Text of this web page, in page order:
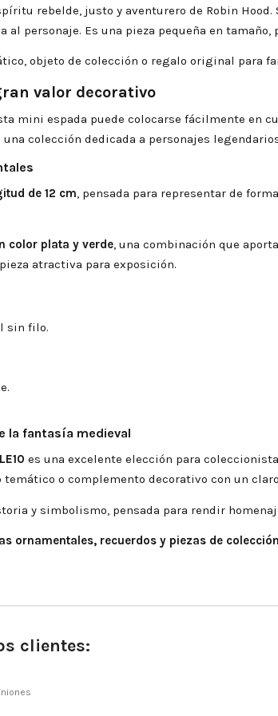
rebelde, justo y aventurero de Robin
al personaje. Es una pieza pequeña en
objeto de colección o regalo original para
valor decorativo
mini espada puede colocarse fácilmente en
colección dedicada a personajes
de 12 cm, pensada para representar de
color plata y verde, una combinación que
atractiva para exposición.
sin filo.
la fantasía medieval
es una excelente elección para
temático o complemento decorativo con un
y simbolismo, pensada para rendir
ornamentales, recuerdos y piezas de
clientes: